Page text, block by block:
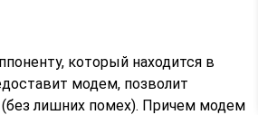
который находится в
модем, позволит
(без лишних помех). Причем модем